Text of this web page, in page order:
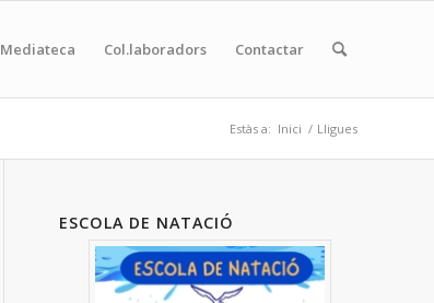
Mediateca Col.laboradors Contactar
Estàs a: Inici / Lligues
ESCOLA DE NATACIÓ